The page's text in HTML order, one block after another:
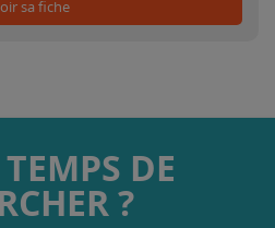
sa fiche
DE
?